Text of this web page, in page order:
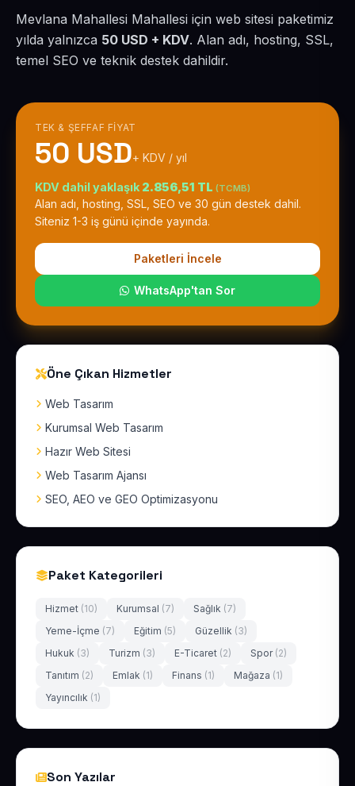
Mevlana Mahallesi Mahallesi için web sitesi paketimiz
yılda yalnızca 50 USD + KDV. Alan adı, hosting, SSL,
temel SEO ve teknik destek dahildir.
TEK & ŞEFFAF FIYAT
50 USD+ KDV / yıl
KDV dahil yaklaşık 2.856,51 TL (TCMB)
Alan adı, hosting, SSL, SEO ve 30 gün destek dahil.
Siteniz 1-3 iş günü içinde yayında.
Paketleri İncele
WhatsApp'tan Sor
Öne Çıkan Hizmetler
Web Tasarım
Kurumsal Web Tasarım
Hazır Web Sitesi
Web Tasarım Ajansı
SEO, AEO ve GEO Optimizasyonu
Paket Kategorileri
Hizmet (10) Kurumsal (7) Sağlık (7)
Yeme-İçme (7) Eğitim (5) Güzellik (3)
Hukuk (3) Turizm (3) E-Ticaret (2) Spor (2)
Tanıtım (2) Emlak (1) Finans (1) Mağaza (1)
Yayıncılık (1)
Son Yazılar